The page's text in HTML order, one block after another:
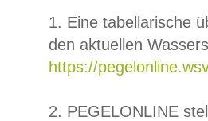
1. Eine tabellarische
den aktuellen
https://
2. PEGELONLINE